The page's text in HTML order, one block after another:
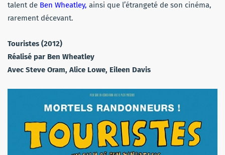
talent de Ben Wheatley, ainsi que l’étrangeté de son cinéma,
rarement décevant.
Touristes (2012)
Réalisé par Ben Wheatley
Avec Steve Oram, Alice Lowe, Eileen Davis